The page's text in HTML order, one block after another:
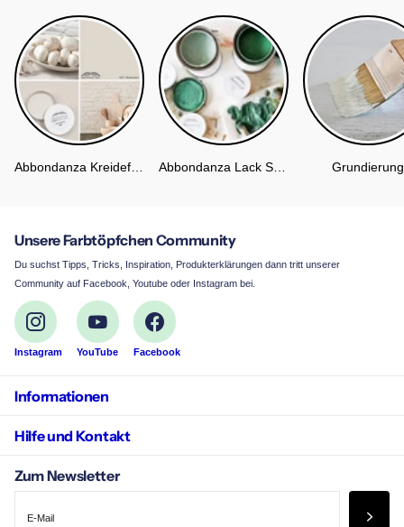
Grundierung
Informationen
Hilfe und Kontakt
Unsere Farbtöpfchen Community
Du suchst Tipps, Tricks, Inspiration, Produkterklärungen dann tritt unserer
Community auf Facebook, Youtube oder Instagram bei.
Instagram YouTube Facebook
Zum Newsletter